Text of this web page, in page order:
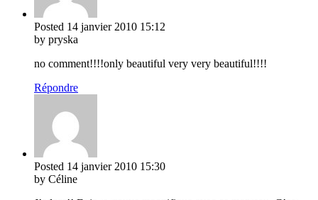
Posted 14 janvier 2010 15:12
by pryska
no comment!!!!only beautiful very very beautiful!!!!
Répondre
Posted 14 janvier 2010 15:30
by Céline